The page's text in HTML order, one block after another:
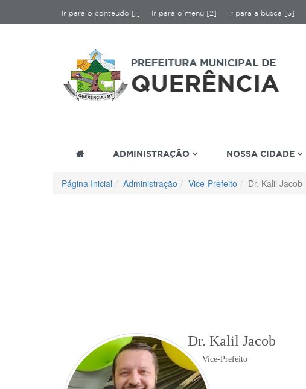
Ir para o conteúdo [1] Ir para o menu [2] Ir para a busca [3]
ADMINISTRAÇÃO NOSSA CIDADE
Página Inicial Administração Vice-Prefeito Dr. Kalil Jacob
Dr. Kalil Jacob
Vice-Prefeito